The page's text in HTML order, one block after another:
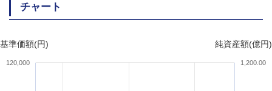
チャート
基準価額(円) 純資産額(億円)
120,000 1,200.00